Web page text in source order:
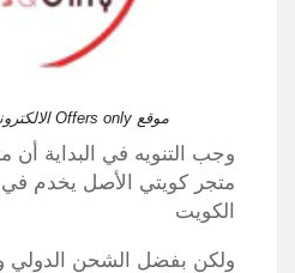
موقع Offers only الالكتروني
وجب التنويه في البداية أن
متجر كويتي الأصل يخدم
الكويت
ولكن بفضل الشحن الدولي